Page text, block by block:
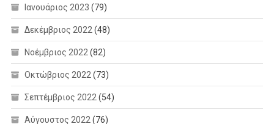
Ιανουάριος 2023 (79)
Δεκέμβριος 2022 (48)
Νοέμβριος 2022 (82)
Οκτώβριος 2022 (73)
Σεπτέμβριος 2022 (54)
Αύγουστος 2022 (76)